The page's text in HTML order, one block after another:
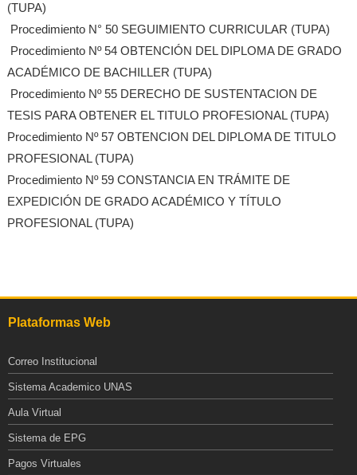
(TUPA)
Procedimiento N° 50 SEGUIMIENTO CURRICULAR (TUPA)
Procedimiento Nº 54 OBTENCIÓN DEL DIPLOMA DE GRADO
ACADÉMICO DE BACHILLER (TUPA)
Procedimiento Nº 55 DERECHO DE SUSTENTACION DE
TESIS PARA OBTENER EL TITULO PROFESIONAL (TUPA)
Procedimiento Nº 57 OBTENCION DEL DIPLOMA DE TITULO
PROFESIONAL (TUPA)
Procedimiento Nº 59 CONSTANCIA EN TRÁMITE DE
EXPEDICIÓN DE GRADO ACADÉMICO Y TÍTULO
PROFESIONAL (TUPA)
Plataformas Web
Correo Institucional
Sistema Academico UNAS
Aula Virtual
Sistema de EPG
Pagos Virtuales